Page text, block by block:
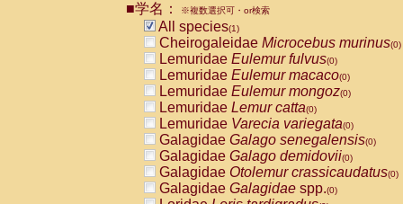
CebidaeCebus nigrivittatus
CebidaeCebus
CebidaeSaimiri boliviensis(0)
CebidaeSaimiri sciureus(0)
AtelidaeAlouatta caraya(0)
AtelidaeAlouatta fusca(0)
AtelidaeAlouatta seniculus
AtelidaeAlouattaspp.(0)
AtelidaeAteles belzebuth(0)
AtelidaeAteles geoffroyi(0)
AtelidaeAteles paniscus(0)
AtelidaeAtelesspp.(0)
■学名： ※複数選択可・or検索
All species(1)
Cheirogaleidae Microcebus murinus(0)
Lemuridae Eulemur fulvus(0)
Lemuridae Eulemur macaco(0)
Lemuridae Eulemur mongoz(0)
Lemuridae Lemur catta(0)
Lemuridae Varecia variegata(0)
Galagidae Galago senegalensis(0)
Galagidae Galago demidovii(0)
Galagidae Otolemur crassicaudatus(0)
Galagidae Galagidae spp.(0)